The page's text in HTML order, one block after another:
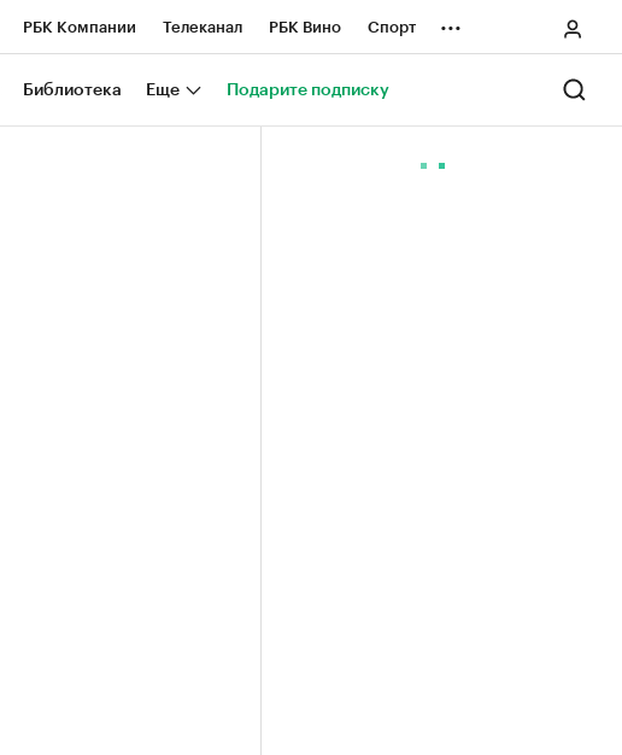
РБК Компании Телеканал РБК Вино Спорт
Национальные проекты Город
...
Библиотека Еще Подарите подписку